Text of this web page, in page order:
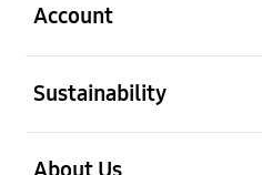
Account
Sustainability